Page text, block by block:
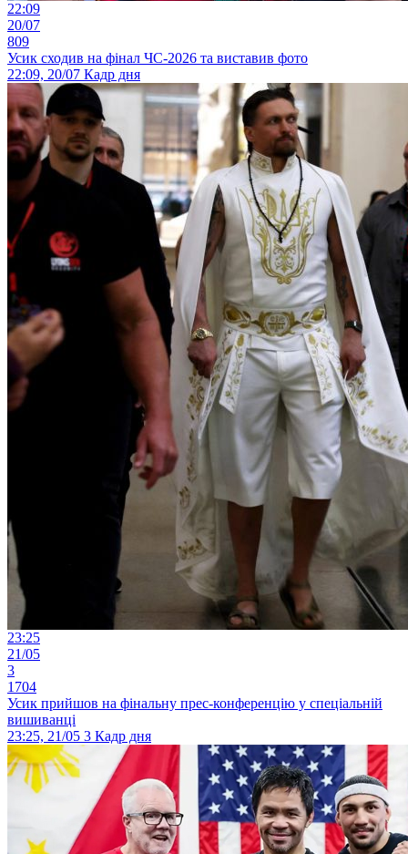
22:09
20/07
809
Усик сходив на фінал ЧС-2026 та виставив фото
22:09, 20/07 Кадр дня
23:25
21/05
3
1704
Усик прийшов на фінальну прес-конференцію у спеціальній
вишиванці
23:25, 21/05 3 Кадр дня